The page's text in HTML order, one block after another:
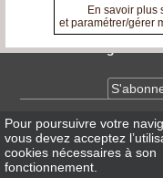
A propos de tvlocale.fr
Devenir délégué
InfosCNIL/RGPD
Conditions Générales
Pour poursuivre votre
vous devez acceptez
cookies nécessaires à son
fonctionnement.
En savoir plus
et paramétrer/gérer